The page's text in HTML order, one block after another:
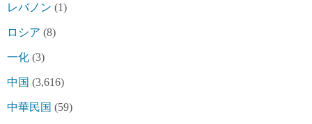
レバノン (1)
ロシア (8)
一化 (3)
中国 (3,616)
中華民国 (59)